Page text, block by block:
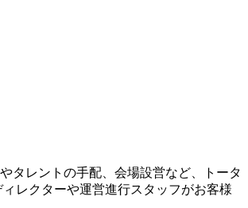
タレントの手配、会場設営など、トータ
レクターや運営進行スタッフがお客様